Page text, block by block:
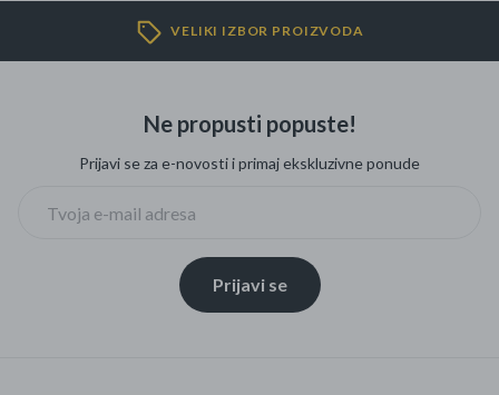
VELIKI IZBOR PROIZVODA
Ne propusti popuste!
Prijavi se za e-novosti i primaj ekskluzivne ponude
Prijavi se